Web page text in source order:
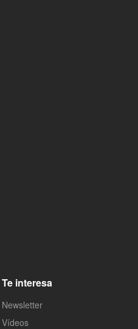
Te interesa
Newsletter
Vídeos